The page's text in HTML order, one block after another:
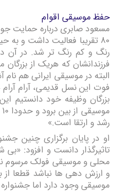
حفظ موسیقی اقوام
مسعود صابری درباره حمایت
80 تقریبا فعالیت داشت و به
رنگ و کم رنگ تر شد. در آن
فرزندانشان که هریک از
البته در موسیقی ایرانی هم
فوت این نسل قدیمی، آرام
بزرگان وظیفه خود دانستیم
رشد و ارتقا است.»
او در پایان برگزاری چنین
تاثیرگذار دانست و افزود:
محلی و موسیقی فولک مرسوم
و ارزش دهی ها نباشد قطعا از
موسیقی وجود دارد اما